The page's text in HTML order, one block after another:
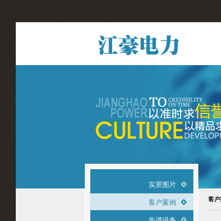
实景图片
客户案例 客